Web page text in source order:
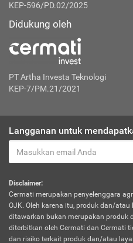
KEP-596/PD.02/2025
Didukung oleh
PT Artha Investa Teknologi
KEP-7/PM.21/2021
Langganan untuk
Disclaimer:
Cermati merupakan penyelenggara
OJK. Oleh karena itu, produk dan/
ditawarkan bukan merupakan produk
diterbitkan oleh Cermati dan Cermati
dan risiko terkait produk dan/atau